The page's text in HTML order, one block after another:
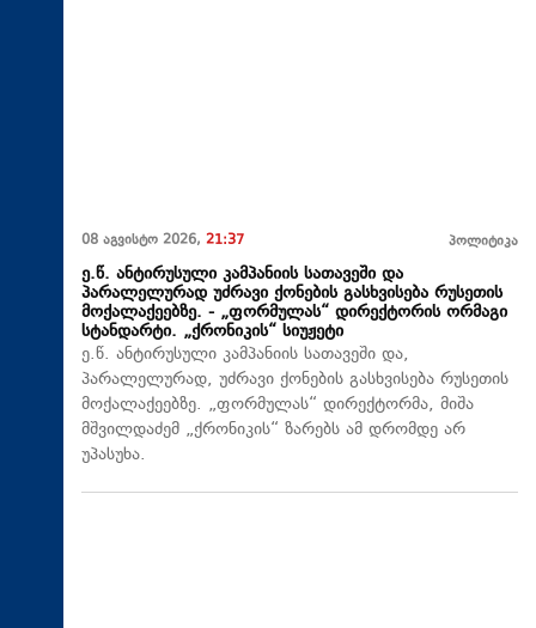
08 აგვისტო 2026, 21:37 პოლიტიკა
ე.წ. ანტირუსული კამპანიის სათავეში და
პარალელურად უძრავი ქონების გასხვისება რუსეთის
მოქალაქეებზე. - „ფორმულას“ დირექტორის ორმაგი
სტანდარტი. „ქრონიკის“ სიუჟეტი
ე.წ. ანტირუსული კამპანიის სათავეში და,
პარალელურად, უძრავი ქონების გასხვისება რუსეთის
მოქალაქეებზე. „ფორმულას“ დირექტორმა, მიშა
მშვილდაძემ „ქრონიკის“ ზარებს ამ დრომდე არ
უპასუხა.